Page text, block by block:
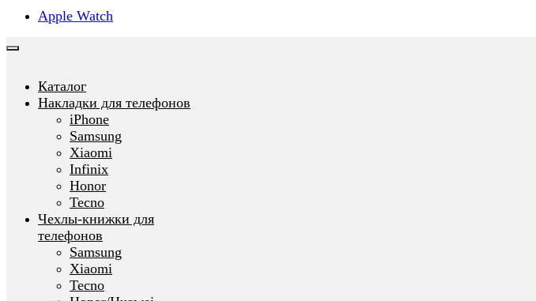
Apple Watch
Каталог
Накладки для телефонов
iPhone
Samsung
Xiaomi
Infinix
Honor
Tecno
Чехлы-книжки для
телефонов
Samsung
Xiaomi
Tecno